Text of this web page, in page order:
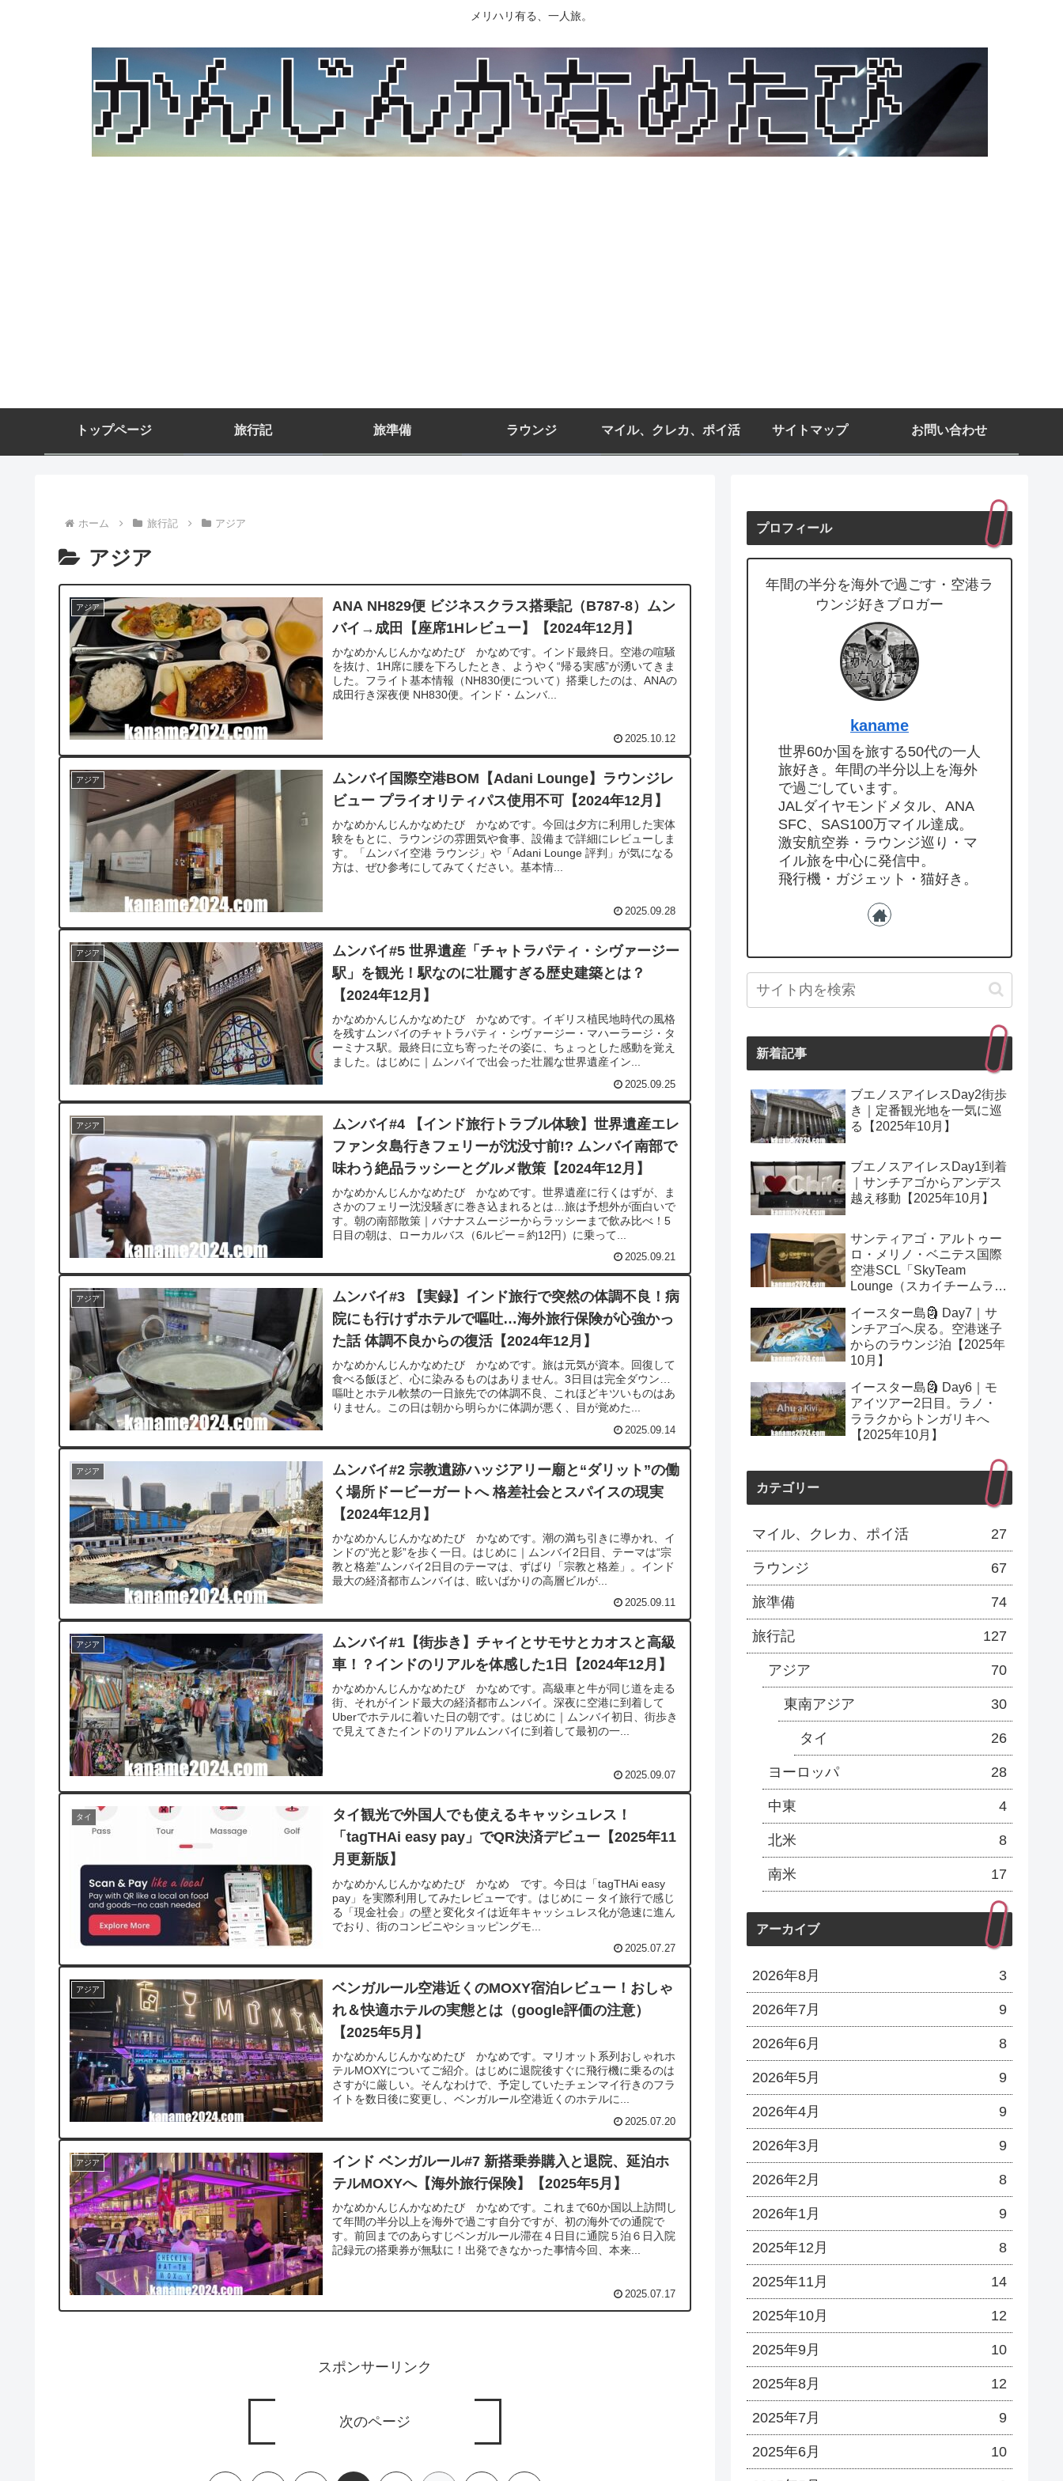
メリハリ有る、一人旅。
トップページ 旅行記 旅準備 ラウンジ マイル、クレカ、ポイ活 サイトマップ お問い合わせ
ホーム 旅行記 アジア
アジア
アジア
ANA NH829便 ビジネスクラス搭乗記（B787-8）ムン
バイ→成田【座席1Hレビュー】【2024年12月】
かなめかんじんかなめたび かなめです。インド最終日。空港の喧騒
を抜け、1H席に腰を下ろしたとき、ようやく“帰る実感”が湧いてきま
した。フライト基本情報（NH830便について）搭乗したのは、ANAの
成田行き深夜便 NH830便。インド・ムンバ...
2025.10.12
アジア
ムンバイ国際空港BOM【Adani Lounge】ラウンジレ
ビュー プライオリティパス使用不可【2024年12月】
かなめかんじんかなめたび かなめです。今回は夕方に利用した実体
験をもとに、ラウンジの雰囲気や食事、設備まで詳細にレビューしま
す。「ムンバイ空港 ラウンジ」や「Adani Lounge 評判」が気になる
方は、ぜひ参考にしてみてください。基本情...
2025.09.28
アジア
ムンバイ#5 世界遺産「チャトラパティ・シヴァージー
駅」を観光！駅なのに壮麗すぎる歴史建築とは？
【2024年12月】
かなめかんじんかなめたび かなめです。イギリス植民地時代の風格
を残すムンバイのチャトラパティ・シヴァージー・マハーラージ・タ
ーミナス駅。最終日に立ち寄ったその姿に、ちょっとした感動を覚え
ました。はじめに｜ムンバイで出会った壮麗な世界遺産イン...
2025.09.25
アジア
ムンバイ#4 【インド旅行トラブル体験】世界遺産エレ
ファンタ島行きフェリーが沈没寸前!? ムンバイ南部で
味わう絶品ラッシーとグルメ散策【2024年12月】
かなめかんじんかなめたび かなめです。世界遺産に行くはずが、ま
さかのフェリー沈没騒ぎに巻き込まれるとは…旅は予想外が面白いで
す。朝の南部散策｜バナナスムージーからラッシーまで飲み比べ！5
日目の朝は、ローカルバス（6ルピー＝約12円）に乗って...
2025.09.21
アジア
ムンバイ#3 【実録】インド旅行で突然の体調不良！病
院にも行けずホテルで嘔吐…海外旅行保険が心強かっ
た話 体調不良からの復活【2024年12月】
かなめかんじんかなめたび かなめです。旅は元気が資本。回復して
食べる飯ほど、心に染みるものはありません。3日目は完全ダウン…
嘔吐とホテル軟禁の一日旅先での体調不良、これほどキツいものはあ
りません。この日は朝から明らかに体調が悪く、目が覚めた...
2025.09.14
アジア
ムンバイ#2 宗教遺跡ハッジアリー廟と“ダリット”の働
く場所ドービーガートへ 格差社会とスパイスの現実
【2024年12月】
かなめかんじんかなめたび かなめです。潮の満ち引きに導かれ、イ
ンドの“光と影”を歩く一日。はじめに｜ムンバイ2日目、テーマは“宗
教と格差”ムンバイ2日目のテーマは、ずばり「宗教と格差」。インド
最大の経済都市ムンバイは、眩いばかりの高層ビルが...
2025.09.11
アジア
ムンバイ#1【街歩き】チャイとサモサとカオスと高級
車！？インドのリアルを体感した1日【2024年12月】
かなめかんじんかなめたび かなめです。高級車と牛が同じ道を走る
街、それがインド最大の経済都市ムンバイ。深夜に空港に到着して
Uberでホテルに着いた日の朝です。はじめに｜ムンバイ初日、街歩き
で見えてきたインドのリアルムンバイに到着して最初の一...
2025.09.07
タイ
タイ観光で外国人でも使えるキャッシュレス！
「tagTHAi easy pay」でQR決済デビュー【2025年11
月更新版】
かなめかんじんかなめたび かなめ です。今日は「tagTHAi easy
pay」を実際利用してみたレビューです。はじめに ─ タイ旅行で感じ
る「現金社会」の壁と変化タイは近年キャッシュレス化が急速に進ん
でおり、街のコンビニやショッピングモ...
2025.07.27
アジア
ベンガルール空港近くのMOXY宿泊レビュー！おしゃ
れ＆快適ホテルの実態とは（google評価の注意）
【2025年5月】
かなめかんじんかなめたび かなめです。マリオット系列おしゃれホ
テルMOXYについてご紹介。はじめに退院後すぐに飛行機に乗るのは
さすがに厳しい。そんなわけで、予定していたチェンマイ行きのフラ
イトを数日後に変更し、ベンガルール空港近くのホテルに...
2025.07.20
アジア
インド ベンガルール#7 新搭乗券購入と退院、延泊ホ
テルMOXYへ【海外旅行保険】【2025年5月】
かなめかんじんかなめたび かなめです。これまで60か国以上訪問し
て年間の半分以上を海外で過ごす自分ですが、初の海外での通院で
す。前回までのあらすじベンガルール滞在４日目に通院５泊６日入院
記録元の搭乗券が無駄に！出発できなかった事情今回、本来...
2025.07.17
スポンサーリンク
次のページ
プロフィール
年間の半分を海外で過ごす・空港ラ
ウンジ好きブロガー
kaname
世界60か国を旅する50代の一人
旅好き。年間の半分以上を海外
で過ごしています。
JALダイヤモンドメタル、ANA
SFC、SAS100万マイル達成。
激安航空券・ラウンジ巡り・マ
イル旅を中心に発信中。
飛行機・ガジェット・猫好き。
新着記事
ブエノスアイレスDay2街歩
き｜定番観光地を一気に巡
る【2025年10月】
ブエノスアイレスDay1到着
｜サンチアゴからアンデス
越え移動【2025年10月】
サンティアゴ・アルトゥー
ロ・メリノ・ベニテス国際
空港SCL「SkyTeam
Lounge（スカイチームラウ
オリティパス可【2025年10
月】
イースター島🗿 Day7｜サ
ンチアゴへ戻る。空港迷子
からのラウンジ泊【2025年
10月】
イースター島🗿 Day6｜モ
アイツアー2日目。ラノ・
ララクからトンガリキへ
【2025年10月】
カテゴリー
マイル、クレカ、ポイ活 27
ラウンジ 67
旅準備 74
旅行記 127
アジア 70
東南アジア 30
タイ 26
ヨーロッパ 28
中東 4
北米 8
南米 17
アーカイブ
2026年8月 3
2026年7月 9
2026年6月 8
2026年5月 9
2026年4月 9
2026年3月 9
2026年2月 8
2026年1月 9
2025年12月 8
2025年11月 14
2025年10月 12
2025年9月 10
2025年8月 12
2025年7月 9
2025年6月 10